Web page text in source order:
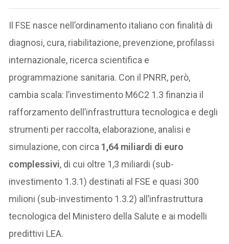
Il FSE nasce nell’ordinamento italiano con finalità di
diagnosi, cura, riabilitazione, prevenzione, profilassi
internazionale, ricerca scientifica e
programmazione sanitaria. Con il PNRR, però,
cambia scala: l’investimento M6C2 1.3 finanzia il
rafforzamento dell’infrastruttura tecnologica e degli
strumenti per raccolta, elaborazione, analisi e
simulazione, con circa 1,64 miliardi di euro
complessivi, di cui oltre 1,3 miliardi (sub-
investimento 1.3.1) destinati al FSE e quasi 300
milioni (sub-investimento 1.3.2) all’infrastruttura
tecnologica del Ministero della Salute e ai modelli
predittivi LEA.